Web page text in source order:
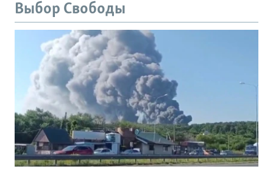
Выбор Свободы